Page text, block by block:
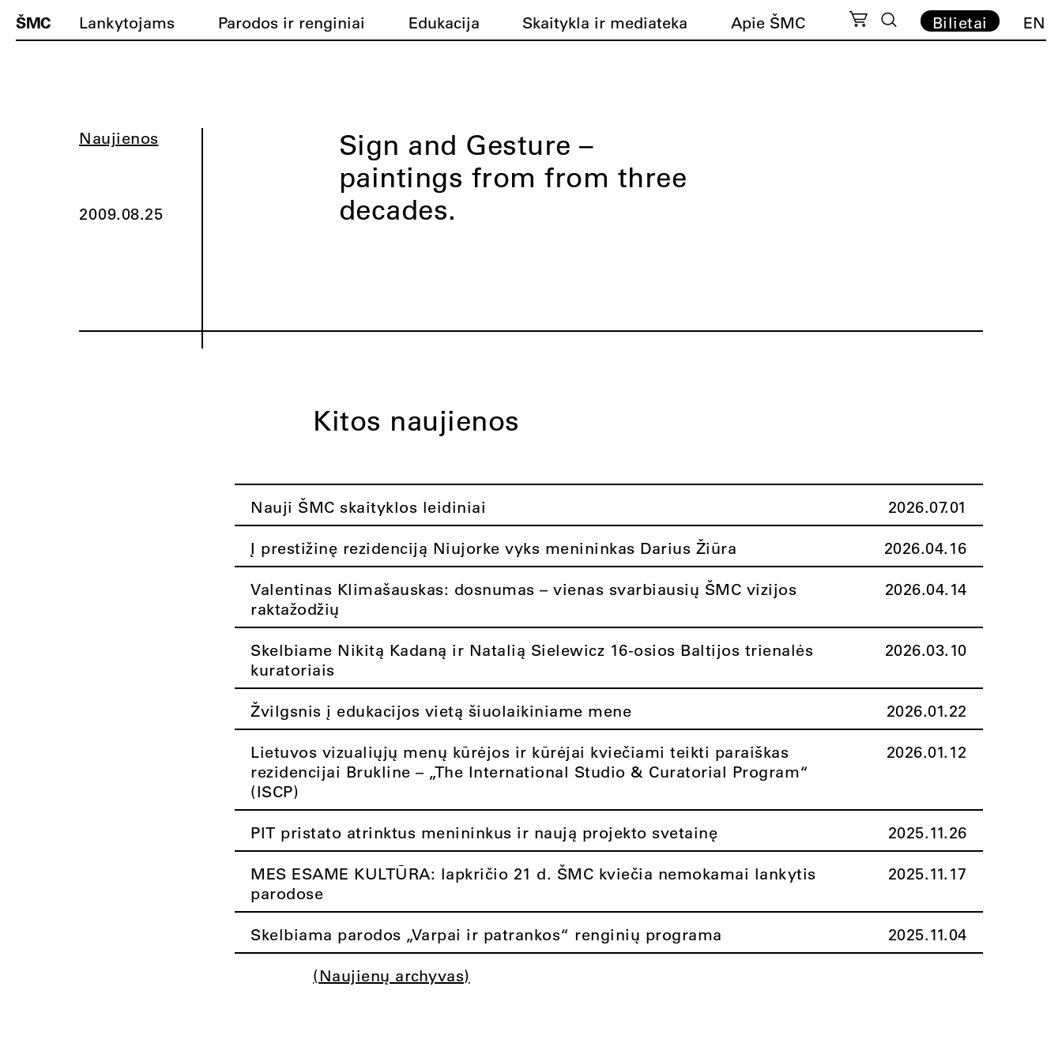
ŠMC Lankytojams Parodos ir renginiai Edukacija Skaitykla ir mediateka Apie ŠMC Bilietai EN
Naujienos
2009.08.25
Sign and Gesture –
paintings from from three
decades.
Kitos naujienos
Nauji ŠMC skaityklos leidiniai 2026.07.01
Į prestižinę rezidenciją Niujorke vyks menininkas Darius Žiūra 2026.04.16
Valentinas Klimašauskas: dosnumas – vienas svarbiausių ŠMC vizijos
raktažodžių
2026.04.14
Skelbiame Nikitą Kadaną ir Natalią Sielewicz 16-osios Baltijos trienalės
kuratoriais
2026.03.10
Žvilgsnis į edukacijos vietą šiuolaikiniame mene 2026.01.22
Lietuvos vizualiųjų menų kūrėjos ir kūrėjai kviečiami teikti paraiškas
rezidencijai Brukline – „The International Studio & Curatorial Program“
(ISCP)
2026.01.12
PIT pristato atrinktus menininkus ir naują projekto svetainę 2025.11.26
MES ESAME KULTŪRA: lapkričio 21 d. ŠMC kviečia nemokamai lankytis
parodose
2025.11.17
Skelbiama parodos „Varpai ir patrankos“ renginių programa 2025.11.04
(Naujienų archyvas)